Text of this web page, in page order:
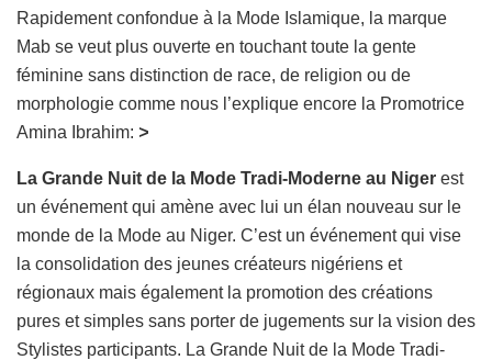
Rapidement confondue à la Mode Islamique, la marque
Mab se veut plus ouverte en touchant toute la gente
féminine sans distinction de race, de religion ou de
morphologie comme nous l’explique encore la Promotrice
Amina Ibrahim: >
La Grande Nuit de la Mode Tradi-Moderne au Niger est
un événement qui amène avec lui un élan nouveau sur le
monde de la Mode au Niger. C’est un événement qui vise
la consolidation des jeunes créateurs nigériens et
régionaux mais également la promotion des créations
pures et simples sans porter de jugements sur la vision des
Stylistes participants. La Grande Nuit de la Mode Tradi-